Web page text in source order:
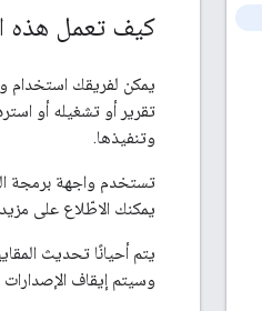
كيف تعمل هذه
تقرير أو تشغيله أو
وتنفيذها.
تستخدم واجهة برمجة
يمكنك الاطّلاع على
يتم أحيانًا تحديث
وسيتم إيقاف الإصدارات